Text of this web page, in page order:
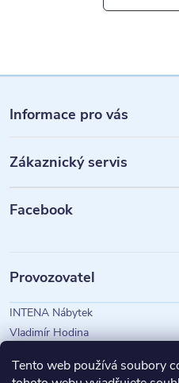
Tento web používá soubory
á
p
a
Informace pro vás
Zákaznický servis
Facebook
Provozovatel
INTENA Nábytek
Vladimír Hodina